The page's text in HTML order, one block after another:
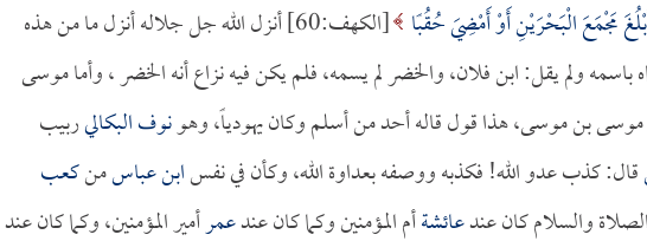
مَجْمَعَ الْبَحْرَيْنِ أَوْ أَمْضِيَ حُقُبًا
[الكهف:60] أنزل الله جل جلاله أنزل ما من هذه
ولم يقل: ابن فلان، والخضر لم يسمه، فلم يكن فيه نزاع أنه الخضر ، وأما موسى
موسى بن موسى، هذا قول قاله أحد من أسلم وكان يهودياً، وهونوف البكاليربيب
قال: كذب عدو الله! فكذبه ووصفه بعداوة الله، وكأن في نفسابن عباسمنكعب
والسلام كان عندعائشةأم المؤمنين وكما كان عندعمرأمير المؤمنين، وكما كان عند